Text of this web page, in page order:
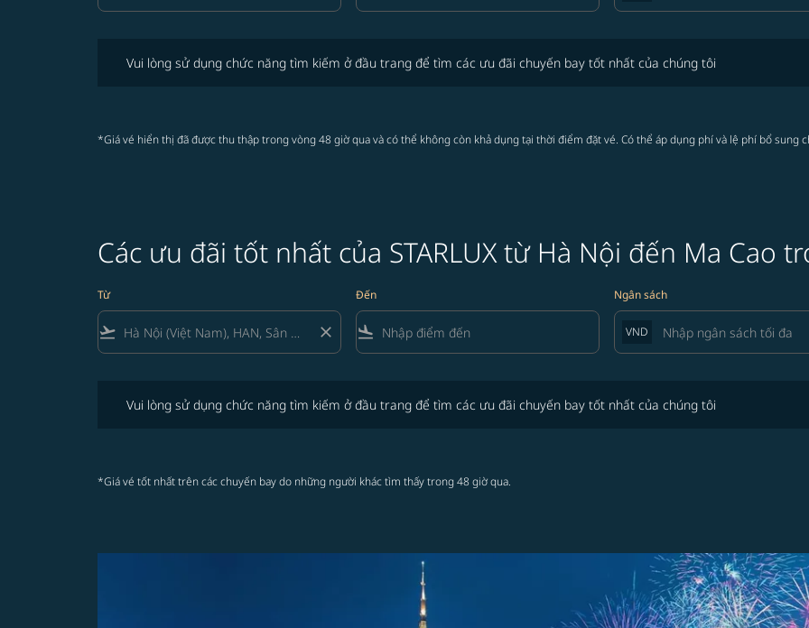
Vui lòng sử dụng chức năng tìm kiếm ở đầu trang để tìm các ưu đãi chuyến bay tốt nhất của chúng tôi
*Giá vé hiển thị đã được thu thập trong vòng 48 giờ qua và có thể không còn khả dụng tại thời điểm đặt vé. Có thể áp dụng phí và lệ phí bổ sung
Các ưu đãi tốt nhất của STARLUX từ Hà Nội đến Ma Cao
Từ
flight_takeoff close
Đến
flight_land
Ngân sách
VND
Vui lòng sử dụng chức năng tìm kiếm ở đầu trang để tìm các ưu đãi chuyến bay tốt nhất của chúng tôi
*Giá vé tốt nhất trên các chuyến bay do những người khác tìm thấy trong 48 giờ qua.